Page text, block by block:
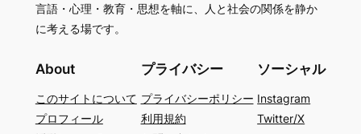
言語・心理・教育・思想を軸に、人と社会の関係を静か
に考える場です。
About
このサイトについて
プロフィール
プライバシー
プライバシーポリシー
利用規約
ソーシャル
Instagram
Twitter/X